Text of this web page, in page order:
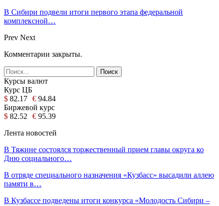
В Сибири подвели итоги первого этапа федеральной
комплексной…
Prev Next
Комментарии закрыты.
Курсы валют
Курс ЦБ
$ 82.17 € 94.84
Биржевой курс
$ 82.52 € 95.39
Лента новостей
В Тяжине состоялся торжественный прием главы округа ко
Дню социального…
В отряде специального назначения «Кузбасс» высадили аллею
памяти в…
В Кузбассе подведены итоги конкурса «Молодость Сибири –